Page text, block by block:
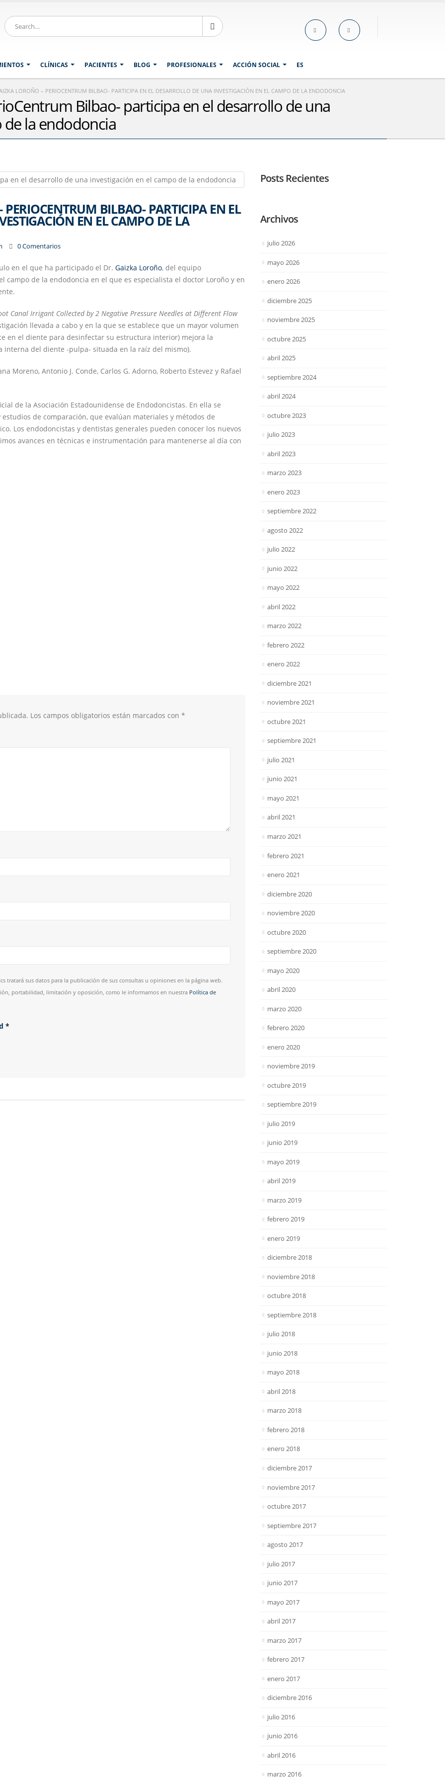
CLÍNICAS PACIENTES BLOG PROFESIONALES ACCIÓN SOCIAL ES
LOROÑO – PERIOCENTRUM BILBAO- PARTICIPA EN EL DESARROLLO DE UNA INVESTIGACIÓN EN EL CAMPO DE LA ENDODONCIA
Bilbao- participa en el desarrollo de una
la endodoncia
BILBAO- PARTICIPA EN EL
EN EL CAMPO DE LA
0 Comentarios
en el que ha participado el Dr. Gaizka Loroño, del equipo
campo de la endodoncia en el que es especialista el doctor Loroño y en
Canal Irrigant Collected by 2 Negative Pressure Needles at Different Flow
llevada a cabo y en la que se establece que un mayor volumen
en el diente para desinfectar su estructura interior) mejora la
del diente -pulpa- situada en la raíz del mismo).
Moreno, Antonio J. Conde, Carlos G. Adorno, Roberto Estevez y Rafael
de la Asociación Estadounidense de Endodoncistas. En ella se
de comparación, que evalúan materiales y métodos de
Los endodoncistas y dentistas generales pueden conocer los nuevos
avances en técnicas e instrumentación para mantenerse al día con
Los campos obligatorios están marcados con *
tratará sus datos para la publicación de sus consultas u opiniones en la página web.
portabilidad, limitación y oposición, como le informamos en nuestra Política de
*
Posts Recientes
Archivos
julio 2026
mayo 2026
enero 2026
diciembre 2025
noviembre 2025
octubre 2025
abril 2025
septiembre 2024
abril 2024
octubre 2023
julio 2023
abril 2023
marzo 2023
enero 2023
septiembre 2022
agosto 2022
julio 2022
junio 2022
mayo 2022
abril 2022
marzo 2022
febrero 2022
enero 2022
diciembre 2021
noviembre 2021
octubre 2021
septiembre 2021
julio 2021
junio 2021
mayo 2021
abril 2021
marzo 2021
febrero 2021
enero 2021
diciembre 2020
noviembre 2020
octubre 2020
septiembre 2020
mayo 2020
abril 2020
marzo 2020
febrero 2020
enero 2020
noviembre 2019
octubre 2019
septiembre 2019
julio 2019
junio 2019
mayo 2019
abril 2019
marzo 2019
febrero 2019
enero 2019
diciembre 2018
noviembre 2018
octubre 2018
septiembre 2018
julio 2018
junio 2018
mayo 2018
abril 2018
marzo 2018
febrero 2018
enero 2018
diciembre 2017
noviembre 2017
octubre 2017
septiembre 2017
agosto 2017
julio 2017
junio 2017
mayo 2017
abril 2017
marzo 2017
febrero 2017
enero 2017
diciembre 2016
julio 2016
junio 2016
abril 2016
marzo 2016